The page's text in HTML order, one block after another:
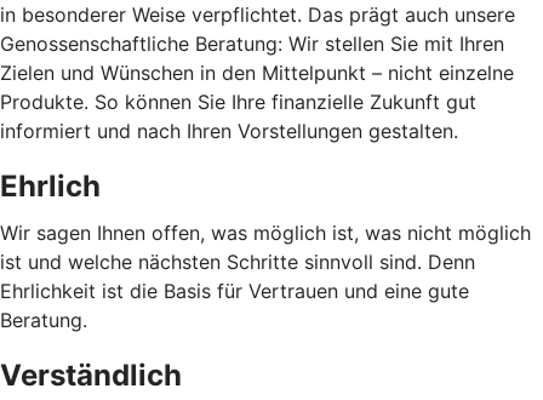
in besonderer Weise verpflichtet. Das prägt auch unsere
Genossenschaftliche Beratung: Wir stellen Sie mit Ihren
Zielen und Wünschen in den Mittelpunkt – nicht einzelne
Produkte. So können Sie Ihre finanzielle Zukunft gut
informiert und nach Ihren Vorstellungen gestalten.
Ehrlich
Wir sagen Ihnen offen, was möglich ist, was nicht möglich
ist und welche nächsten Schritte sinnvoll sind. Denn
Ehrlichkeit ist die Basis für Vertrauen und eine gute
Beratung.
Verständlich